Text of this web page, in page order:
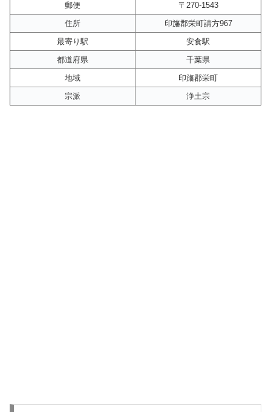
郵便
〒270-1543
住所
印旛郡栄町請方967
最寄り駅
安食駅
都道府県
千葉県
地域
印旛郡栄町
宗派
浄土宗